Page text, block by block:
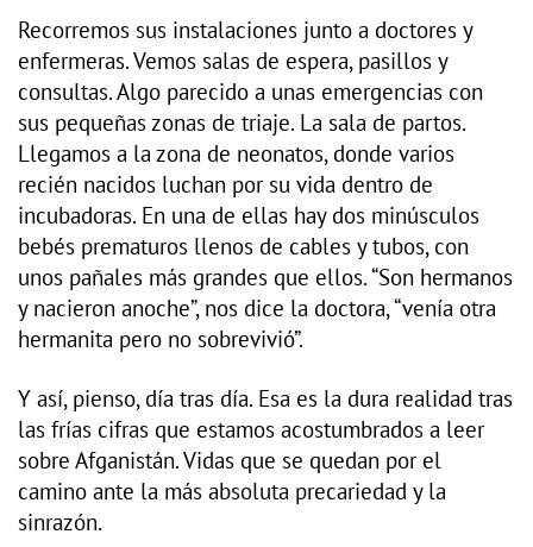
Recorremos sus instalaciones junto a doctores y
enfermeras. Vemos salas de espera, pasillos y
consultas. Algo parecido a unas emergencias con
sus pequeñas zonas de triaje. La sala de partos.
Llegamos a la zona de neonatos, donde varios
recién nacidos luchan por su vida dentro de
incubadoras. En una de ellas hay dos minúsculos
bebés prematuros llenos de cables y tubos, con
unos pañales más grandes que ellos. “Son hermanos
y nacieron anoche”, nos dice la doctora, “venía otra
hermanita pero no sobrevivió”.
Y así, pienso, día tras día. Esa es la dura realidad tras
las frías cifras que estamos acostumbrados a leer
sobre Afganistán. Vidas que se quedan por el
camino ante la más absoluta precariedad y la
sinrazón.